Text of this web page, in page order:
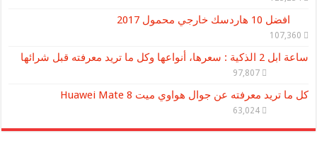
افضل 10 هاردسك خارجي محمول 2017
107,360
ساعة ابل 2 الذكية : سعرها، أنواعها وكل ما تريد معرفته قبل شرائها
97,807
كل ما تريد معرفته عن جوال هواوي ميت Huawei Mate 8
63,024